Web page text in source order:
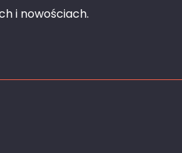
i nowościach.